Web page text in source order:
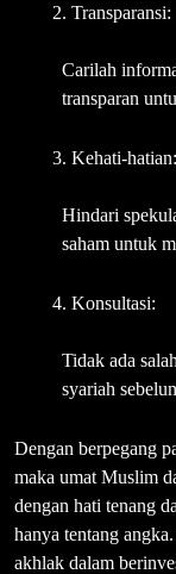
Transparansi:
Carilah
transparan
Kehati-hatian:
Hindari
saham untuk
Konsultasi:
Tidak ada
syariah
Dengan berpegang
maka umat Muslim
dengan hati tenang
hanya tentang
akhlak dalam